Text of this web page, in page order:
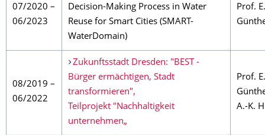
07/2020 –
06/2023
Decision-Making Process in Water
Reuse for Smart Cities (SMART-
WaterDomain)
Prof. E.
08/2019 –
06/2022
Zukunftsstadt Dresden: "BEST -
Bürger ermächtigen, Stadt
transformieren",
Teilprojekt "Nachhaltigkeit
unternehmen„
Prof. E.
A.-K.